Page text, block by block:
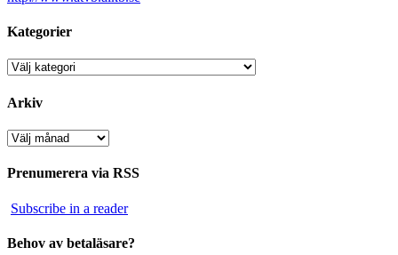
Kategorier
Kategorier
Arkiv
Arkiv
Prenumerera via RSS
Subscribe in a reader
Behov av betaläsare?